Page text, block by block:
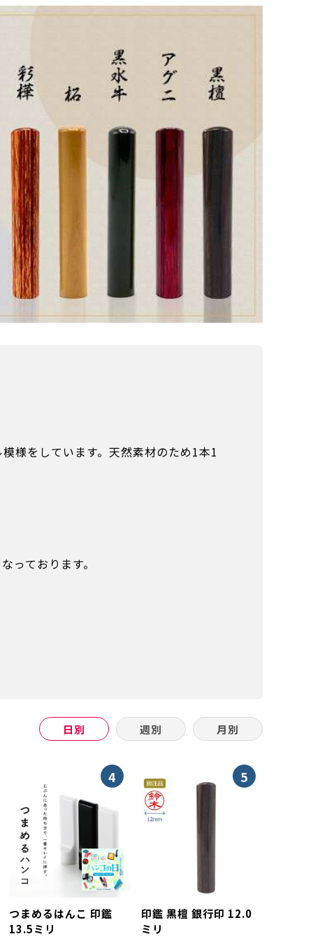
様をしています。天然素材のため1本1
っております。
日別 週別 月別
4
つまめるはんこ 印鑑
13.5ミリ
5
印鑑 黒檀 銀行印 12.0
ミリ